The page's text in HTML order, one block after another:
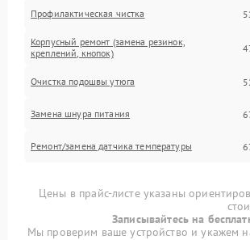
Профилактическая чистка
Корпусный ремонт (замена резинок,
креплений, кнопок)
Очистка подошвы утюга
Замена шнура питания
Ремонт/замена датчика температуры
Цены в прайс-листе указаны
Записывайтесь на
Мы проверим ваше устройство и укажем